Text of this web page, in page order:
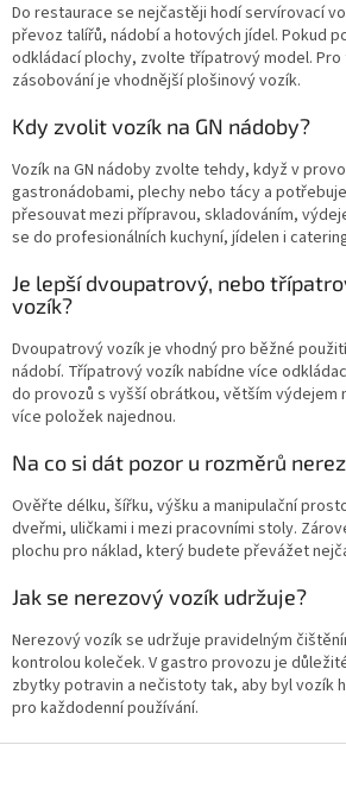
Do restaurace se nejčastěji hodí servírovací
převoz talířů, nádobí a hotových jídel. Pokud
odkládací plochy, zvolte třípatrový model. Pro
zásobování je vhodnější plošinový vozík.
Kdy zvolit vozík na GN nádoby?
Vozík na GN nádoby zvolte tehdy, když v
gastronádobami, plechy nebo tácy a
přesouvat mezi přípravou, skladováním,
se do profesionálních kuchyní, jídelen i
Je lepší dvoupatrový, nebo
vozík?
Dvoupatrový vozík je vhodný pro běžné
nádobí. Třípatrový vozík nabídne více
do provozů s vyšší obrátkou, větším výdejem
více položek najednou.
Na co si dát pozor u rozměrů
Ověřte délku, šířku, výšku a manipulační
dveřmi, uličkami i mezi pracovními stoly.
plochu pro náklad, který budete převážet
Jak se nerezový vozík udržuje?
Nerezový vozík se udržuje pravidelným
kontrolou koleček. V gastro provozu je
zbytky potravin a nečistoty tak, aby byl vozík
pro každodenní používání.